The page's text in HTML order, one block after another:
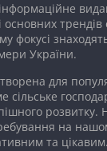
основних трендів
фокусі
України.
для
розвитку.
на
та цікавим.